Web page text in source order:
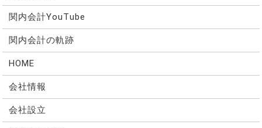
関内会計YouTube
関内会計の軌跡
HOME
会社情報
会社設立